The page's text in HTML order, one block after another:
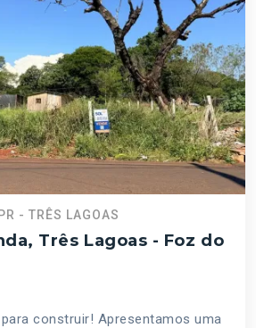
- TRÊS LAGOAS
Três Lagoas - Foz do
construir! Apresentamos uma